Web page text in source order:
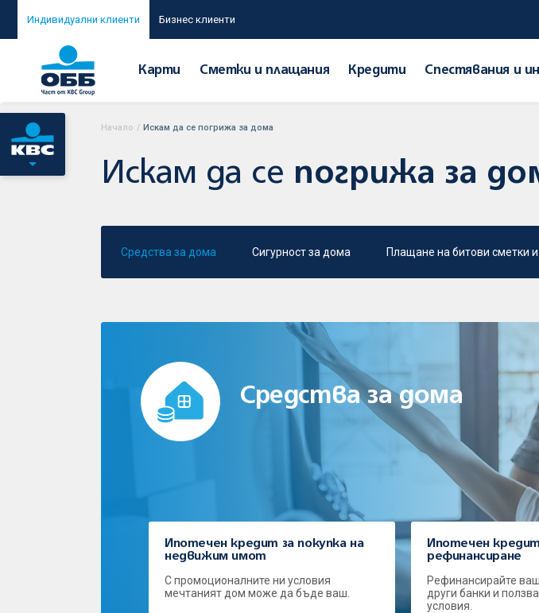
Индивидуални клиенти Бизнес клиенти
Карти Сметки и плащания Кредити Спестявания и
Начало / Искам да се погрижа за дома
Искам да се погрижа за
Средства за дома Сигурност за дома Плащане на битови сметки
Средства за дома
Ипотечен кредит за покупка на
недвижим имот
С промоционалните ни условия
мечтаният дом може да бъде ваш.
Ипотечен
рефинансиране
Рефинансирайте
други банки и
условия.